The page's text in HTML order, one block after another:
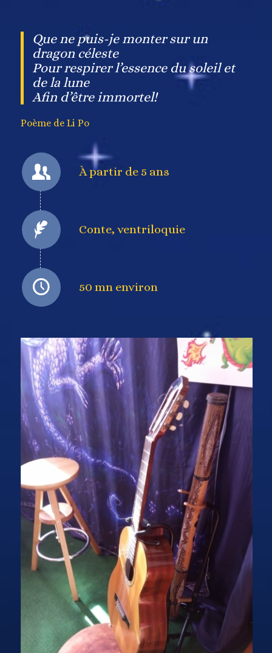
Que ne puis-je monter sur un
dragon céleste
Pour respirer l’essence du soleil et
de la lune
Afin d’être immortel!
Poème de Li Po
À partir de 5 ans
Conte, ventriloquie
50 mn environ